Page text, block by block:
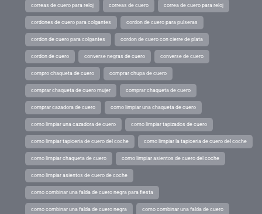
correas de cuero para reloj correas de cuero correa de cuero para reloj
cordones de cuero para colgantes cordon de cuero para pulseras
cordon de cuero para colgantes cordon de cuero con cierre de plata
cordon de cuero converse negras de cuero converse de cuero
compro chaqueta de cuero comprar chupa de cuero
comprar chaqueta de cuero mujer comprar chaqueta de cuero
comprar cazadora de cuero como limpiar una chaqueta de cuero
como limpiar una cazadora de cuero como limpiar tapizados de cuero
como limpiar tapiceria de cuero del coche como limpiar la tapiceria de cuero del coche
como limpiar chaqueta de cuero como limpiar asientos de cuero del coche
como limpiar asientos de cuero de coche
como combinar una falda de cuero negra para fiesta
como combinar una falda de cuero negra como combinar una falda de cuero